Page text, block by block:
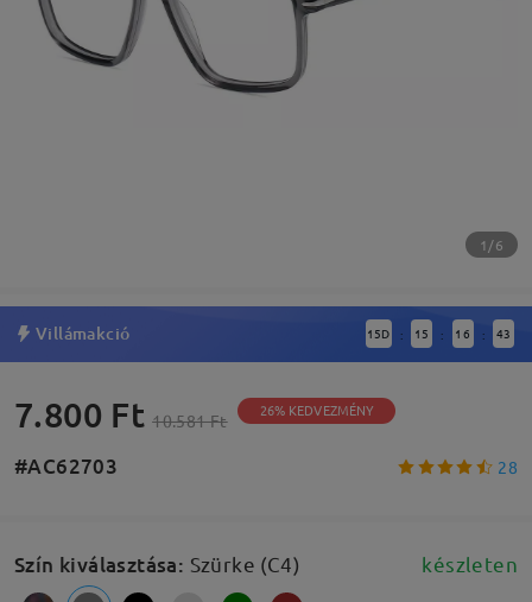
1/6
Villámakció 15D : 15 : 16 : 42
7.800 Ft 10.581 Ft 26% KEDVEZMÉNY
#AC62703 28
Szín kiválasztása: Szürke (C4) készleten